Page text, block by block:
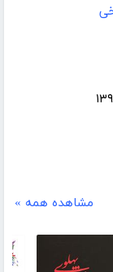
مشاهده همه »